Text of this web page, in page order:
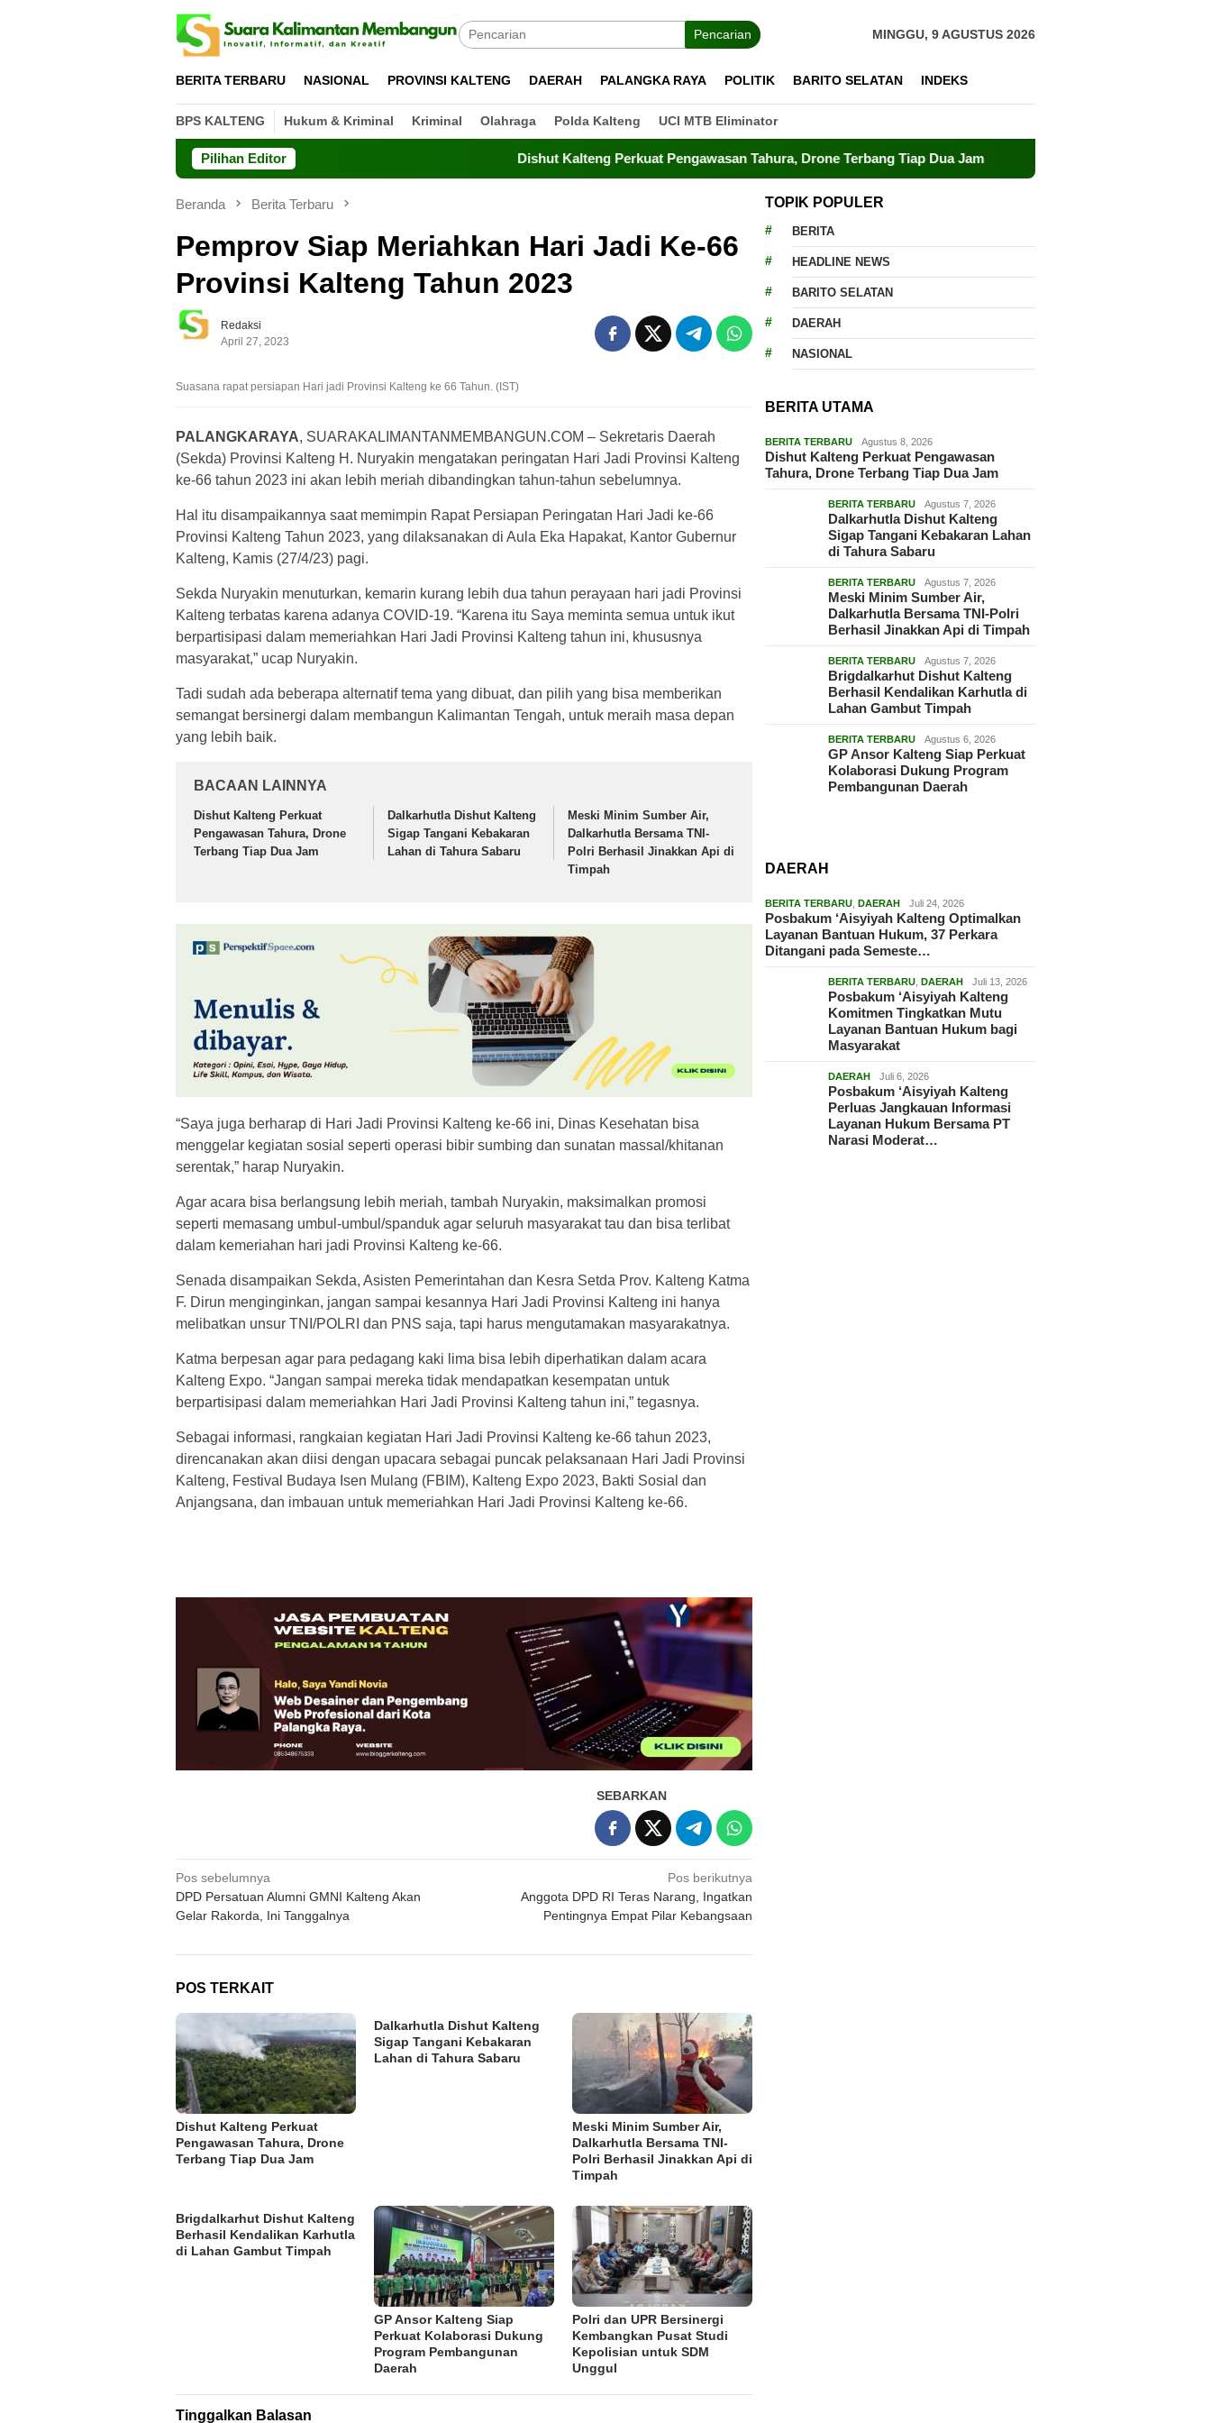
Pencarian MINGGU, 9 AGUSTUS 2026
BERITA TERBARU NASIONAL PROVINSI KALTENG DAERAH PALANGKA RAYA POLITIK BARITO SELATAN INDEKS
BPS KALTENG Hukum & Kriminal Kriminal Olahraga Polda Kalteng UCI MTB Eliminator
Pilihan Editor Dishut Kalteng Perkuat Pengawasan Tahura, Drone Terbang Tiap Dua Jam Dalkarhutla Dishut Kalteng Sigap
Beranda Berita Terbaru
Pemprov Siap Meriahkan Hari Jadi Ke-66
Provinsi Kalteng Tahun 2023
Redaksi
April 27, 2023
Suasana rapat persiapan Hari jadi Provinsi Kalteng ke 66 Tahun. (IST)
PALANGKARAYA, SUARAKALIMANTANMEMBANGUN.COM – Sekretaris Daerah
(Sekda) Provinsi Kalteng H. Nuryakin mengatakan peringatan Hari Jadi Provinsi Kalteng
ke-66 tahun 2023 ini akan lebih meriah dibandingkan tahun-tahun sebelumnya.
Hal itu disampaikannya saat memimpin Rapat Persiapan Peringatan Hari Jadi ke-66
Provinsi Kalteng Tahun 2023, yang dilaksanakan di Aula Eka Hapakat, Kantor Gubernur
Kalteng, Kamis (27/4/23) pagi.
Sekda Nuryakin menuturkan, kemarin kurang lebih dua tahun perayaan hari jadi Provinsi
Kalteng terbatas karena adanya COVID-19. “Karena itu Saya meminta semua untuk ikut
berpartisipasi dalam memeriahkan Hari Jadi Provinsi Kalteng tahun ini, khususnya
masyarakat,” ucap Nuryakin.
Tadi sudah ada beberapa alternatif tema yang dibuat, dan pilih yang bisa memberikan
semangat bersinergi dalam membangun Kalimantan Tengah, untuk meraih masa depan
yang lebih baik.
BACAAN LAINNYA
Dishut Kalteng Perkuat
Pengawasan Tahura, Drone
Terbang Tiap Dua Jam
Dalkarhutla Dishut Kalteng
Sigap Tangani Kebakaran
Lahan di Tahura Sabaru
Meski Minim Sumber Air,
Dalkarhutla Bersama TNI-
Polri Berhasil Jinakkan Api di
Timpah
“Saya juga berharap di Hari Jadi Provinsi Kalteng ke-66 ini, Dinas Kesehatan bisa
menggelar kegiatan sosial seperti operasi bibir sumbing dan sunatan massal/khitanan
serentak,” harap Nuryakin.
Agar acara bisa berlangsung lebih meriah, tambah Nuryakin, maksimalkan promosi
seperti memasang umbul-umbul/spanduk agar seluruh masyarakat tau dan bisa terlibat
dalam kemeriahan hari jadi Provinsi Kalteng ke-66.
Senada disampaikan Sekda, Asisten Pemerintahan dan Kesra Setda Prov. Kalteng Katma
F. Dirun menginginkan, jangan sampai kesannya Hari Jadi Provinsi Kalteng ini hanya
melibatkan unsur TNI/POLRI dan PNS saja, tapi harus mengutamakan masyarakatnya.
Katma berpesan agar para pedagang kaki lima bisa lebih diperhatikan dalam acara
Kalteng Expo. “Jangan sampai mereka tidak mendapatkan kesempatan untuk
berpartisipasi dalam memeriahkan Hari Jadi Provinsi Kalteng tahun ini,” tegasnya.
Sebagai informasi, rangkaian kegiatan Hari Jadi Provinsi Kalteng ke-66 tahun 2023,
direncanakan akan diisi dengan upacara sebagai puncak pelaksanaan Hari Jadi Provinsi
Kalteng, Festival Budaya Isen Mulang (FBIM), Kalteng Expo 2023, Bakti Sosial dan
Anjangsana, dan imbauan untuk memeriahkan Hari Jadi Provinsi Kalteng ke-66.
SEBARKAN
Navigasi
pos
Pos sebelumnya
DPD Persatuan Alumni GMNI Kalteng Akan
Gelar Rakorda, Ini Tanggalnya
Pos berikutnya
Anggota DPD RI Teras Narang, Ingatkan
Pentingnya Empat Pilar Kebangsaan
POS TERKAIT
Dishut Kalteng Perkuat
Pengawasan Tahura, Drone
Terbang Tiap Dua Jam
Dalkarhutla Dishut Kalteng
Sigap Tangani Kebakaran
Lahan di Tahura Sabaru
Meski Minim Sumber Air,
Dalkarhutla Bersama TNI-
Polri Berhasil Jinakkan Api di
Timpah
Brigdalkarhut Dishut Kalteng
Berhasil Kendalikan Karhutla
di Lahan Gambut Timpah
GP Ansor Kalteng Siap
Perkuat Kolaborasi Dukung
Program Pembangunan
Daerah
Polri dan UPR Bersinergi
Kembangkan Pusat Studi
Kepolisian untuk SDM
Unggul
Tinggalkan Balasan
TOPIK POPULER
BERITA
HEADLINE NEWS
BARITO SELATAN
DAERAH
NASIONAL
BERITA UTAMA
BERITA TERBARU Agustus 8, 2026
Dishut Kalteng Perkuat Pengawasan
Tahura, Drone Terbang Tiap Dua Jam
BERITA TERBARU Agustus 7, 2026
Dalkarhutla Dishut Kalteng
Sigap Tangani Kebakaran Lahan
di Tahura Sabaru
BERITA TERBARU Agustus 7, 2026
Meski Minim Sumber Air,
Dalkarhutla Bersama TNI-Polri
Berhasil Jinakkan Api di Timpah
BERITA TERBARU Agustus 7, 2026
Brigdalkarhut Dishut Kalteng
Berhasil Kendalikan Karhutla di
Lahan Gambut Timpah
BERITA TERBARU Agustus 6, 2026
GP Ansor Kalteng Siap Perkuat
Kolaborasi Dukung Program
Pembangunan Daerah
DAERAH
BERITA TERBARU ,DAERAH Juli 24, 2026
Posbakum ‘Aisyiyah Kalteng Optimalkan
Layanan Bantuan Hukum, 37 Perkara
Ditangani pada Semeste…
BERITA TERBARU ,DAERAH Juli 13, 2026
Posbakum ‘Aisyiyah Kalteng
Komitmen Tingkatkan Mutu
Layanan Bantuan Hukum bagi
Masyarakat
DAERAH Juli 6, 2026
Posbakum ‘Aisyiyah Kalteng
Perluas Jangkauan Informasi
Layanan Hukum Bersama PT
Narasi Moderat…